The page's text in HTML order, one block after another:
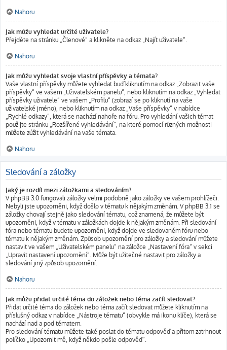
Nahoru
Jak můžu vyhledat určité uživatele?
Přejděte na stránku „Členové“ a klikněte na odkaz „Najít uživatele“.
Nahoru
Jak můžu vyhledat svoje vlastní příspěvky a témata?
Vaše vlastní příspěvky můžete vyhledat buď kliknutím na odkaz „Zobrazit vaše
příspěvky“ ve vašem „Uživatelském panelu“, nebo kliknutím na odkaz „Vyhledat
příspěvky uživatele“ ve vašem „Profilu“ (zobrazí se po kliknutí na vaše
uživatelské jméno), nebo kliknutím na odkaz „Vaše příspěvky“ v nabídce
„Rychlé odkazy“, která se nachází nahoře na fóru. Pro vyhledání vašich témat
použijte stránku „Rozšířené vyhledávání“, na které pomocí různých možnosti
můžete zúžit vyhledávání na vaše témata.
Nahoru
Sledování a záložky
Jaký je rozdíl mezi záložkami a sledováním?
V phpBB 3.0 fungovali záložky velmi podobně jako záložky ve vašem prohlížeči.
Nebyli jste upozorněni, když došlo v tématu k nějakým změnám. V phpBB 3.1 se
záložky chovají stejně jako sledování tématu, což znamená, že můžete být
upozorněni, když v tématu v záložkách dojde k nějakým změnám. Při sledování
fóra nebo tématu budete upozorněni, když dojde ve sledovaném fóru nebo
tématu k nějakým změnám. Způsob upozornění pro záložky a sledování můžete
nastavit ve vašem „Uživatelském panelu“ na záložce „Nastavení fóra“ v sekci
„Upravit nastavení upozornění“. Může být užitečné nastavit pro záložky a
sledování jiný způsob upozornění.
Nahoru
Jak můžu přidat určité téma do záložek nebo téma začít sledovat?
Přidat určité téma do záložek nebo téma začít sledovat můžete kliknutím na
příslušný odkaz v nabídce „Nástroje tématu“ (obvykle má ikonu klíče), která se
nachází nad a pod tématem.
Pro sledování tématu můžete také poslat do tématu odpověď a přitom zatrhnout
políčko „Upozornit mě, když někdo pošle odpověď“.